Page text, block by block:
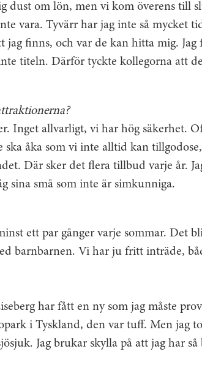
dust om lön, men vi kom överens till
vara. Tyvärr har jag inte så mycket
finns, och var de kan hitta mig. Jag
titeln. Därför tyckte kollegorna att
Inget allvarligt, vi har hög säkerhet.
åka som vi inte alltid kan
Där sker det flera tillbud varje år.
sina små som inte är simkunniga.
ett par gånger varje sommar. Det
barnbarnen. Vi har ju fritt inträde,
har fått en ny som jag måste
i Tyskland, den var tuff. Men jag
Jag brukar skylla på att jag har så